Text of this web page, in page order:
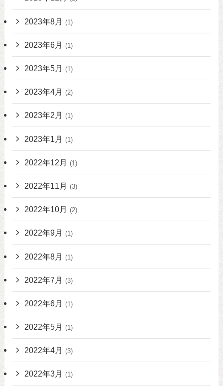
2023年8月 (1)
2023年6月 (1)
2023年5月 (1)
2023年4月 (2)
2023年2月 (1)
2023年1月 (1)
2022年12月 (1)
2022年11月 (3)
2022年10月 (2)
2022年9月 (1)
2022年8月 (1)
2022年7月 (3)
2022年6月 (1)
2022年5月 (1)
2022年4月 (3)
2022年3月 (1)